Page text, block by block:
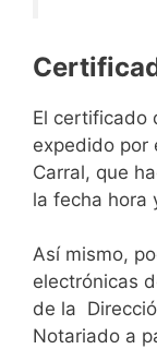
El certificado
expedido por
Carral, que
la fecha hora
Así mismo,
electrónicas
de la
Notariado a